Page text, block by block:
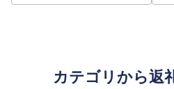
カテゴリから返